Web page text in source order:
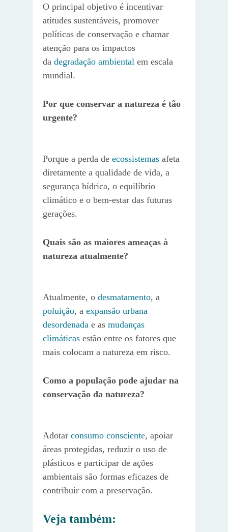
O principal objetivo é incentivar
atitudes sustentáveis, promover
políticas de conservação e chamar
atenção para os impactos
da degradação ambiental em escala
mundial.
Por que conservar a natureza é tão
urgente?
Porque a perda de ecossistemas afeta
diretamente a qualidade de vida, a
segurança hídrica, o equilíbrio
climático e o bem-estar das futuras
gerações.
Quais são as maiores ameaças à
natureza atualmente?
Atualmente, o desmatamento, a
poluição, a expansão urbana
desordenada e as mudanças
climáticas estão entre os fatores que
mais colocam a natureza em risco.
Como a população pode ajudar na
conservação da natureza?
Adotar consumo consciente, apoiar
áreas protegidas, reduzir o uso de
plásticos e participar de ações
ambientais são formas eficazes de
contribuir com a preservação.
Veja também: